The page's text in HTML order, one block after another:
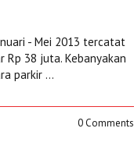
- Mei 2013 tercatat
38 juta. Kebanyakan
parkir ...
0 Comments